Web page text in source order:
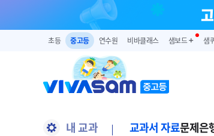
초등 중고등 연수원 비바클래스 샘보드 ➕ 샘
내 교과 교과서 자료문제은